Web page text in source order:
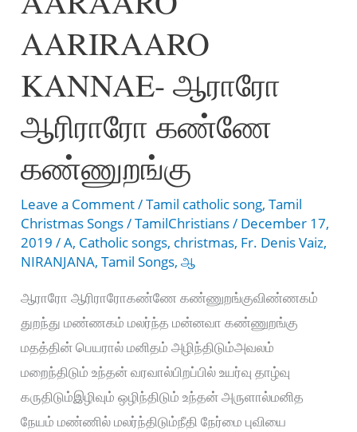
Paramaananthame
AARIRAARO
KANNAE- ஆராரோ
ஆரிராரோ கண்ணே
கண்ணுறங்கு
Leave a Comment/Tamil catholic song,Tamil
Christmas Songs/TamilChristians/ December 17,
2019/A, Catholic songs, christmas, Fr. Denis Vaiz,
NIRANJANA,Tamil Songs,ஆ
ஆராரோ ஆரிராரோகண்ணே கண்ணுறங்குவிண்ணகம்
துறந்து மண்ணகம் மலர்ந்த மன்னவா கண்ணுறங்கு
மதத்தின் பெயரால் மனிதம் அழிந்திடும்அவலம்
மறைந்திடும் உந்தன் வரவால்பிறப்பில் உயர்வு தாழ்வு
கருதிடும்இழிவும் ஒழிந்திடும் உந்தன் அருளால்மனித
நேயம் மண்ணில் மலர்ந்திடும்நீதி நேர்மை புவியை